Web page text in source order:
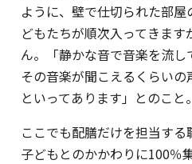
ように、壁で仕切られた部
どもたちが順次入ってきま
ん。「静かな音で音楽を流
その音楽が聞こえるくらい
といってあります」とのこと。
ここでも配膳だけを担当す
子どもとのかかわりに100％